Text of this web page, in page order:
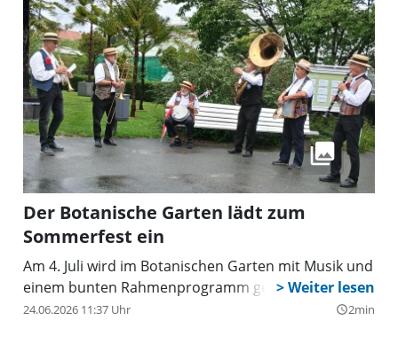
Der Botanische Garten lädt zum
Sommerfest ein
Am 4. Juli wird im Botanischen Garten mit Musik und
einem bunten Rahmenprogramm gefeiert.
24.06.2026 11:37 Uhr query_builder2min